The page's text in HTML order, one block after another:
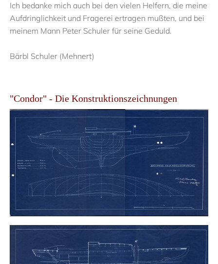
Ich bedanke mich auch bei den vielen Helfern, die meine
Aufdringlichkeit und Fragerei ertragen mußten, und bei
meinem Mann Peter Schuler für seine Geduld.
Bärbl Schuler (Mehnert)
"Condor" - Die Konstruktionszeichnungen